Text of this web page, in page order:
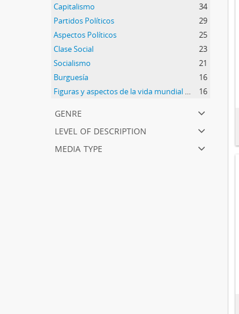
Capitalismo
34
Partidos Políticos
29
Aspectos Políticos
25
Clase Social
23
Socialismo
21
Burguesía
16
Figuras y aspectos de la vida mundial III
16
genre
level of description
media type